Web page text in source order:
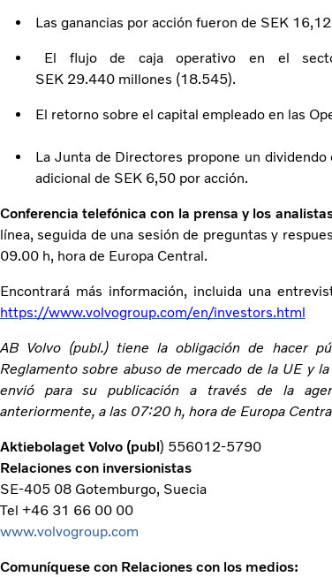
Las ganancias por acción fueron de SEK
El flujo de caja operativo en el
SEK 29.440 millones (18.545).
El retorno sobre el capital empleado en las
La Junta de Directores propone un
adicional de SEK 6,50 por acción.
Conferencia telefónica con la prensa y los
línea, seguida de una sesión de preguntas y
09.00 h, hora de Europa Central.
Encontrará más información, incluida una
https://www.volvogroup.com/en/investors.html
AB Volvo (publ.) tiene la obligación de hacer
Reglamento sobre abuso de mercado de la UE y
envió para su publicación a través de la
anteriormente, a las 07:20 h, hora de Europa
Aktiebolaget Volvo (publ) 556012-5790
Relaciones con inversionistas
SE-405 08 Gotemburgo, Suecia
Tel +46 31 66 00 00
www.volvogroup.com
Comuníquese con Relaciones con los medios: